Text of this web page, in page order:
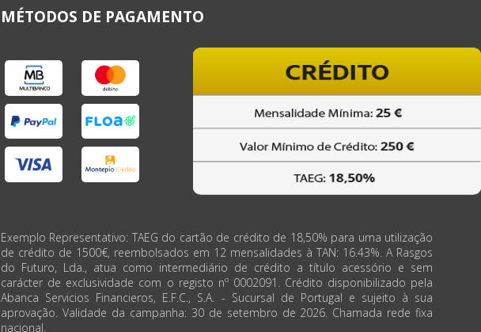
MÉTODOS DE PAGAMENTO
Exemplo Representativo: TAEG do cartão de crédito de 18,50% para uma utilização
de crédito de 1500€, reembolsados em 12 mensalidades à TAN: 16.43%. A Rasgos
do Futuro, Lda., atua como intermediário de crédito a título acessório e sem
carácter de exclusividade com o registo nº 0002091. Crédito disponibilizado pela
Abanca Servicios Financieros, E.F.C., S.A. - Sucursal de Portugal e sujeito à sua
aprovação. Validade da campanha: 30 de setembro de 2026. Chamada rede fixa
nacional.